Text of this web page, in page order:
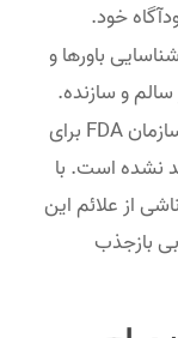
خود.
باورها و
و سازنده.
هیچ داروی خاصی از طرف سازمان FDA برای
نشده است. با
از علائم این
بازجذب